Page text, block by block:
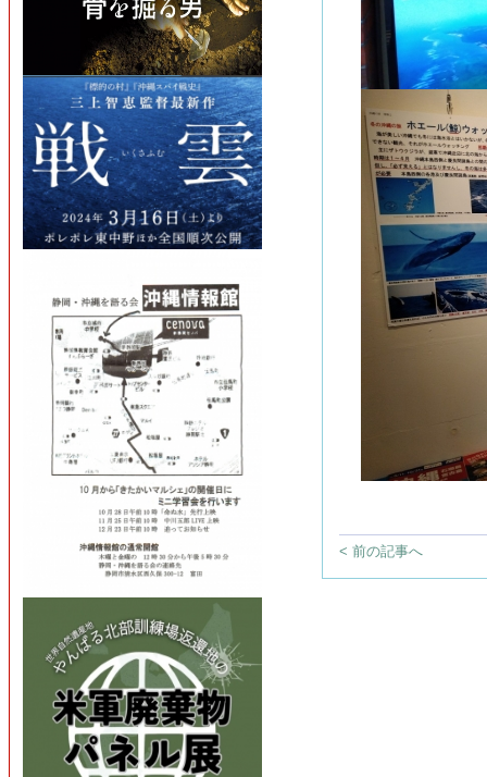
< 前の記事へ